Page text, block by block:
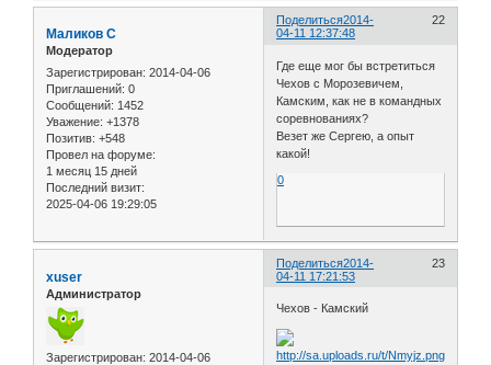
Поделиться 22
2014-
04-11 12:37:48
Маликов С
Модератор
Зарегистрирован: 2014-04-06
Приглашений: 0
Сообщений: 1452
Уважение: +1378
Позитив: +548
Провел на форуме:
1 месяц 15 дней
Последний визит:
2025-04-06 19:29:05
Где еще мог бы встретиться
Чехов с Морозевичем,
Камским, как не в командных
соревнованиях?
Везет же Сергею, а опыт
какой!
0
Поделиться 23
2014-
04-11 17:21:53
xuser
Администратор
Зарегистрирован: 2014-04-06
Чехов - Камский